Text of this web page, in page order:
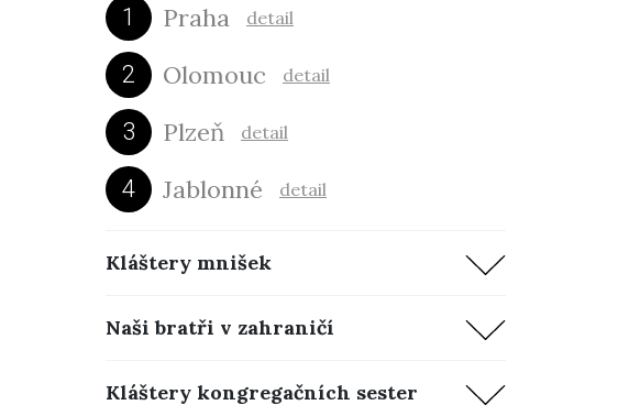
1 Praha detail
2 Olomouc detail
3 Plzeň detail
4 Jablonné detail
Kláštery mnišek
Naši bratři v zahraničí
Kláštery kongregačních sester